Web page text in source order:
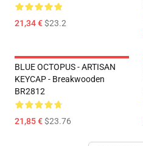
21,34 €$23.2
BLUE OCTOPUS - ARTISAN
KEYCAP - Breakwooden
BR2812
21,85 €$23.76